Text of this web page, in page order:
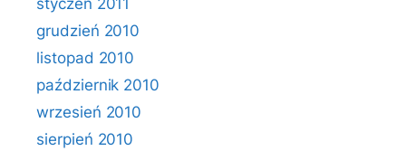
styczeń 2011
grudzień 2010
listopad 2010
październik 2010
wrzesień 2010
sierpień 2010